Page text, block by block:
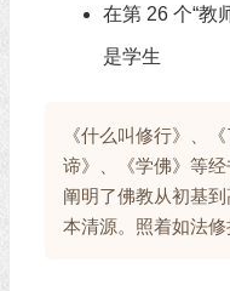
在第 26 个“教
是学生
《什么叫修行》、
谛》、《学佛》等
阐明了佛教从初基
本清源。照着如法